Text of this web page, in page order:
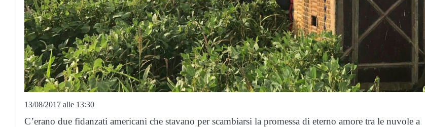
13/08/2017 alle 13:30
C’erano due fidanzati americani che stavano per scambiarsi la promessa di eterno amore tra le nuvole a